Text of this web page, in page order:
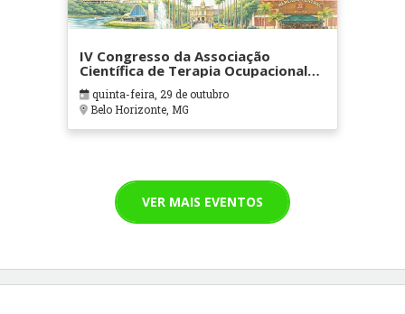
IV Congresso da Associação
Científica de Terapia Ocupacional
em Contextos Hospitalares e
Cuidados Paliativos - ATOHOSP
quinta-feira, 29 de outubro
Belo Horizonte, MG
VER MAIS EVENTOS